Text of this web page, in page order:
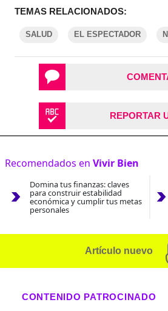
TEMAS RELACIONADOS:
SALUD EL ESPECTADOR
REPORTAR
Recomendados en Vivir Bien
Domina tus finanzas: claves
para construir estabilidad
económica y cumplir tus metas
personales
Artículo nuevo
CONTENIDO PATROCINADO